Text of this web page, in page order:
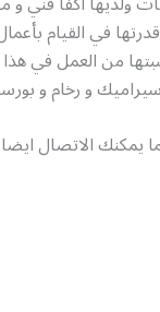
في القيام
من العمل في
و رخام و
يمكنك الاتصال